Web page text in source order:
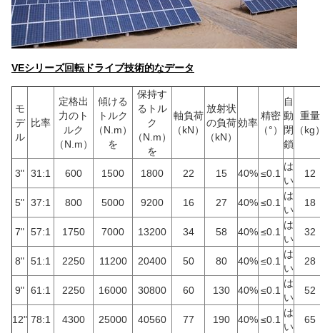
VEシリーズ回転ドライブ技術的なデータ
モ
デ
ル
比率
定格出
力のト
ルク
（N.m）
傾ける
トルク
（N.m）
を
保持す
るトル
ク
（N.m）
を
軸負荷
（kN）
放射状
の負荷
（kN）
効率
精密
（°）
自
動
閉
鎖
重量
（kg
3" 31:1 600 1500 1800 22 15 40% ≤0.1
は
い
12
5" 37:1 800 5000 9200 16 27 40% ≤0.1
は
い
18
7" 57:1 1750 7000 13200 34 58 40% ≤0.1
は
い
32
8" 51:1 2250 11200 20400 50 80 40% ≤0.1
は
い
28
9" 61:1 2250 16000 30800 60 130 40% ≤0.1
は
い
52
12" 78:1 4300 25000 40560 77 190 40% ≤0.1
は
い
65